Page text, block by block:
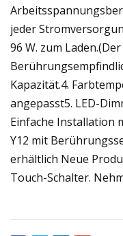
jeder
96 W. zum
Kapazität.4.
angepasst5. LED-
Einfache Installation
Y12 mit
erhältlich Neue
Touch-Schalter.